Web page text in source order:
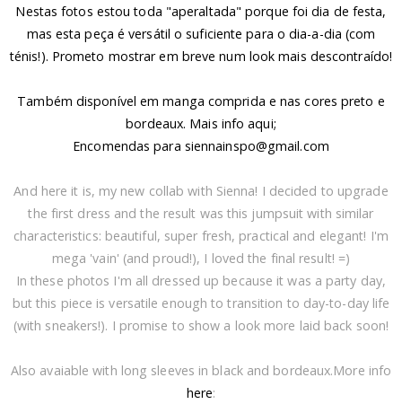
Nestas fotos estou toda "aperaltada" porque foi dia de festa,
mas esta peça é versátil o suficiente para o dia-a-dia (com
ténis!). Prometo mostrar em breve num look mais descontraído!
Também disponível em manga comprida e nas cores preto e
bordeaux. Mais info aqui;
Encomendas para siennainspo@gmail.com
And here it is, my new collab with Sienna! I decided to upgrade
the first dress and the result was this jumpsuit with similar
characteristics: beautiful, super fresh, practical and elegant! I'm
mega 'vain' (and proud!), I loved the final result! =)
In these photos I'm all dressed up because it was a party day,
but this piece is versatile enough to transition to day-to-day life
(with sneakers!). I promise to show a look more laid back soon!
Also avaiable with long sleeves in black and bordeaux.More info
here: